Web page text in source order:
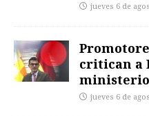
jueves 6 de
critican a
ministerio
jueves 6 de